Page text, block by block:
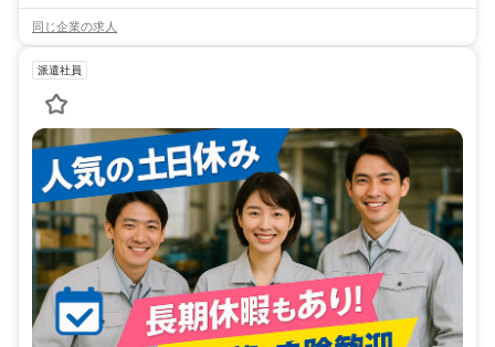
同じ企業の求人
派遣社員